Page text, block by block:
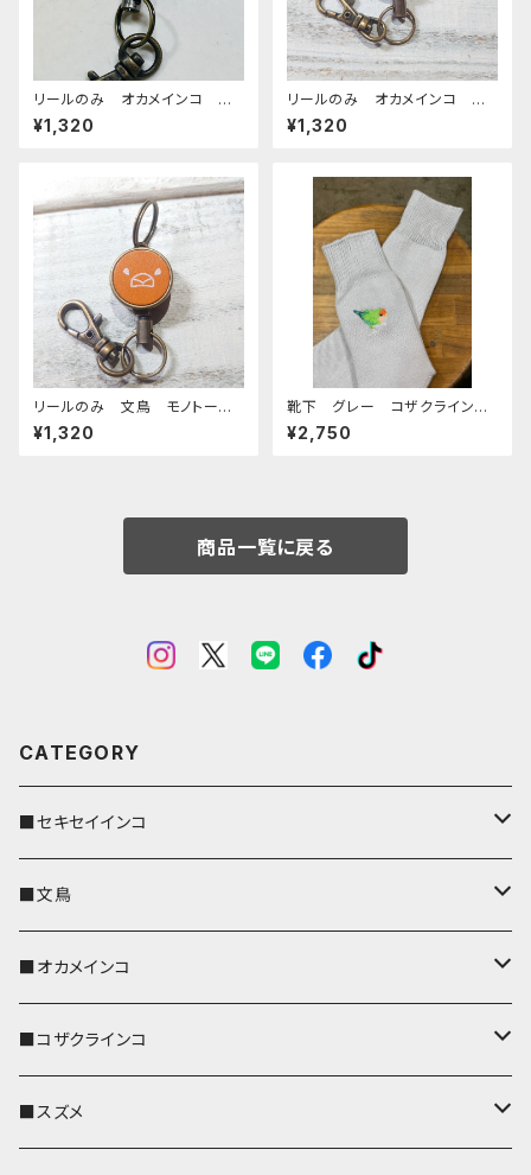
リールのみ オカメインコ シ
ナモンパール ブラウン BRO
WN ぽわんシリーズ おかめ
¥1,320
リールのみ オカメインコ ル
チノー レッドブラウン おかめ
いんこ
¥1,320
リールのみ 文鳥 モノトー
ン キャメル ぶんちょう ブン
チョウ
¥1,320
靴下 グレー コザクライン
コ 日本製 刺繍 奈良の靴
下 くつした こざくらいんこ
¥2,750
商品一覧に戻る
CATEGORY
■セキセイインコ
キーカバー
キーホルダー
パスケース
リール付きストラップ
■文鳥
キーカバー
キーホルダー
パスケース
■オカメインコ
キーカバー
キーホルダー
■コザクラインコ
キーカバー
■スズメ